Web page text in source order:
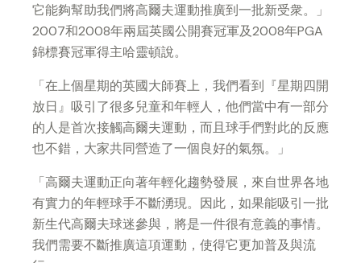
它能夠幫助我們將高爾夫運動推廣到一批新受衆。」
2007和2008年兩屆英國公開賽冠軍及2008年PGA
錦標賽冠軍得主哈靈頓說。
「在上個星期的英國大師賽上，我們看到『星期四開
放日』吸引了很多兒童和年輕人，他們當中有一部分
的人是首次接觸高爾夫運動，而且球手們對此的反應
也不錯，大家共同營造了一個良好的氣氛。」
「高爾夫運動正向著年輕化趨勢發展，來自世界各地
有實力的年輕球手不斷湧現。因此，如果能吸引一批
新生代高爾夫球迷參與，將是一件很有意義的事情。
我們需要不斷推廣這項運動，使得它更加普及與流